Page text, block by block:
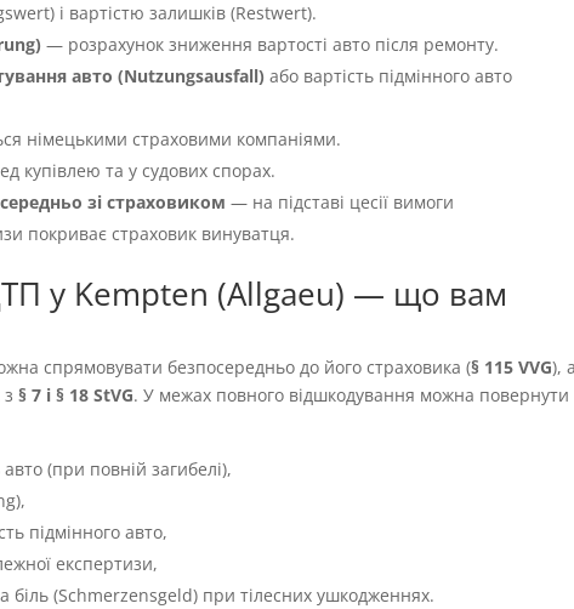
і вартістю залишків (Restwert).
— розрахунок зниження вартості авто після ремонту.
авто (Nutzungsausfall) або вартість підмінного авто
німецькими страховими компаніями.
купівлею та у судових спорах.
зі страховиком — на підставі цесії вимоги
покриває страховик винуватця.
у Kempten (Allgaeu) — що вам
спрямовувати безпосередньо до його страховика (§ 115 VVG),
з§ 7 і § 18 StVG. У межах повного відшкодування можна повернути
(при повній загибелі),
підмінного авто,
експертизи,
біль (Schmerzensgeld) при тілесних ушкодженнях.